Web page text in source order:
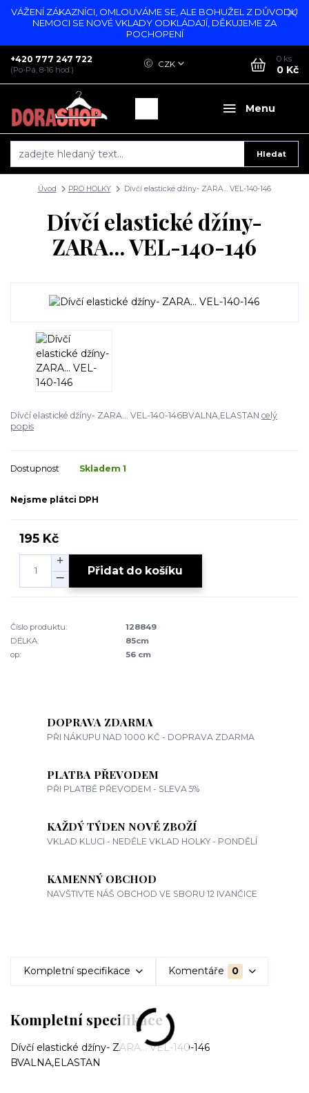
VÁŽENÍ ZÁKAZNÍCI, OMLOUVÁME SE, ALE BOHUŽEL Z DŮVODU
NEMOCI SE NOVÉ VKLADY ODKLÁDAJÍ, DĚKUJEME ZA
POCHOPENÍ
Menu
CZK
Hledat
+420 777 247 722
(Po-Pá, 8-16 hod.)
0 ks
0 Kč
Úvod PRO HOLKY Dívčí elastické džíny- ZARA... VEL-140-146
Dívčí elastické džíny-
ZARA... VEL-140-146
Dívčí elastické džíny- ZARA... VEL-140-146BVALNA,ELASTAN celý
popis
Dostupnost Skladem 1
Nejsme plátci DPH
195 Kč
Přidat do košíku
Číslo produktu:
128849
DÉLKA:
85cm
op:
56 cm
DOPRAVA ZDARMA
PŘI NÁKUPU NAD 1000 KČ - DOPRAVA ZDARMA
PLATBA PŘEVODEM
PŘI PLATBĚ PŘEVODEM - SLEVA 5%
KAŽDÝ TÝDEN NOVÉ ZBOŽÍ
VKLAD KLUCI - NEDĚLE VKLAD HOLKY - PONDĚLÍ
KAMENNÝ OBCHOD
NAVŠTIVTE NÁŠ OBCHOD VE SBORU 12 IVANČICE
Kompletní specifikace Komentáře 0
Kompletní specifikace
Dívčí elastické džíny- ZARA... VEL-140-146
BVALNA,ELASTAN